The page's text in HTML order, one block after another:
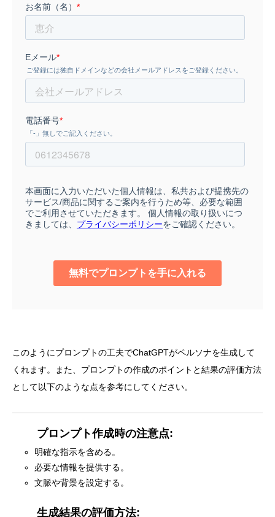
このようにプロンプトの工夫でChatGPTがペルソナを生成して
くれます。
また、プロンプトの作成のポイントと結果の評価方法
として以下のような点を参考にしてください。
プロンプト作成時の注意点:
明確な指示を含める。
必要な情報を提供する。
文脈や背景を設定する。
生成結果の評価方法: